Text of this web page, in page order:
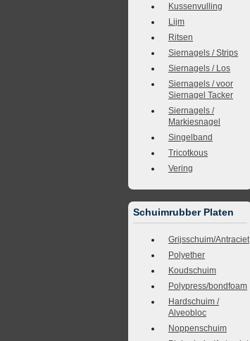
Kussenvulling
Lijm
Ritsen
Siernagels / Strips
Siernagels / Los
Siernagels / voor
Siernagel Tacker
Siernagels /
Markiesnagel
Singelband
Tricotkous
Vering
Schuimrubber Platen
Grijsschuim/Antraciet
Polyether
Koudschuim
Polypress/bondfoam
Hardschuim /
Alveobloc
Noppenschuim